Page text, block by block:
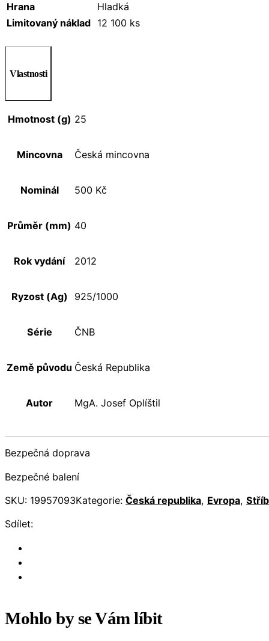
Hrana
Hladká
Limitovaný náklad 12 100 ks
Vlastnosti
Hmotnost (g) 25
Mincovna Česká mincovna
Nominál 500 Kč
Průměr (mm) 40
Rok vydání 2012
Ryzost (Ag) 925/1000
Série ČNB
Země původu Česká Republika
Autor MgA. Josef Oplíštil
Bezpečná doprava
Bezpečné balení
SKU: 19957093Kategorie: Česká republika, Evropa,
Sdílet:
Mohlo by se Vám líbit